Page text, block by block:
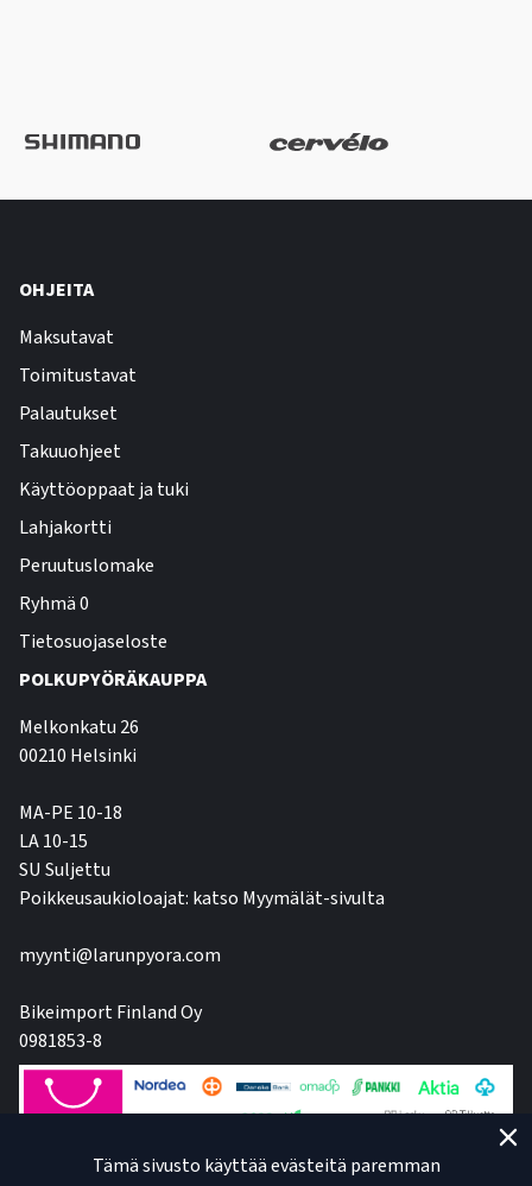
OHJEITA
Maksutavat
Toimitustavat
Palautukset
Takuuohjeet
Käyttöoppaat ja tuki
Lahjakortti
Peruutuslomake
Ryhmä 0
Tietosuojaseloste
POLKUPYÖRÄKAUPPA
Melkonkatu 26
00210 Helsinki
MA-PE 10-18
LA 10-15
SU Suljettu
Poikkeusaukioloajat: katso Myymälät-sivulta
myynti@larunpyora.com
Bikeimport Finland Oy
0981853-8
Tämä sivusto käyttää evästeitä paremman